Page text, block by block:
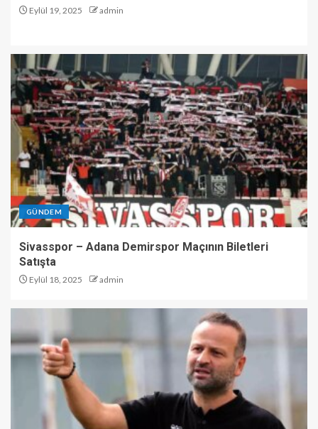
Eylül 19, 2025 admin
GÜNDEM
Sivasspor – Adana Demirspor Maçının Biletleri
Satışta
Eylül 18, 2025 admin